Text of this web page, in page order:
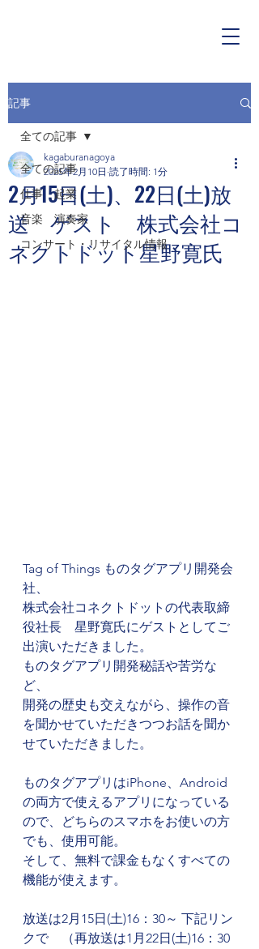
記事
全ての記事
仕事 起業
音楽 演奏家
コンサート・リサイタル情報
全ての記事
2月15日(土)、22日(土)放
送 ゲスト 株式会社コ
ネクトドット星野寛氏
kagaburanagoya
2025年2月10日 読了時間: 1分
Tag of Things ものタグアプリ開発会
社、
株式会社コネクトドットの代表取締
役社長　星野寛氏にゲストとしてご
出演いただきました。
ものタグアプリ開発秘話や苦労な
ど、
開発の歴史も交えながら、操作の音
を聞かせていただきつつお話を聞か
せていただきました。
ものタグアプリはiPhone、Android
の両方で使えるアプリになっている
ので、どちらのスマホをお使いの方
でも、使用可能。
そして、無料で課金もなくすべての
機能が使えます。
放送は2月15日(土)16：30～ 下記リン
クで　（再放送は1月22日(土)16：30